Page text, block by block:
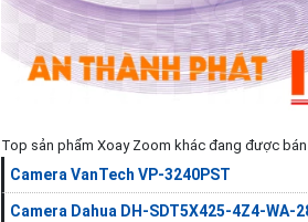
Top sản phẩm Xoay Zoom khác đang được bán
Camera VanTech VP-3240PST
Camera Dahua DH-SDT5X425-4Z4-WA-